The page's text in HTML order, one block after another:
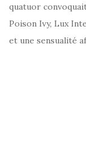
quatuor
Poison Ivy, Lux
et une sensualité